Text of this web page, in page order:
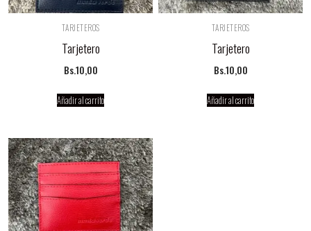
TARJETEROS
Tarjetero
Bs.10,00
Añadir al carrito
TARJETEROS
Tarjetero
Bs.10,00
Añadir al carrito